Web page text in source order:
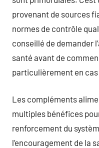
provenant de sources
normes de contrôle
conseillé de demander
santé avant de
particulièrement en
Les compléments
multiples bénéfices
renforcement du
l’encouragement de la